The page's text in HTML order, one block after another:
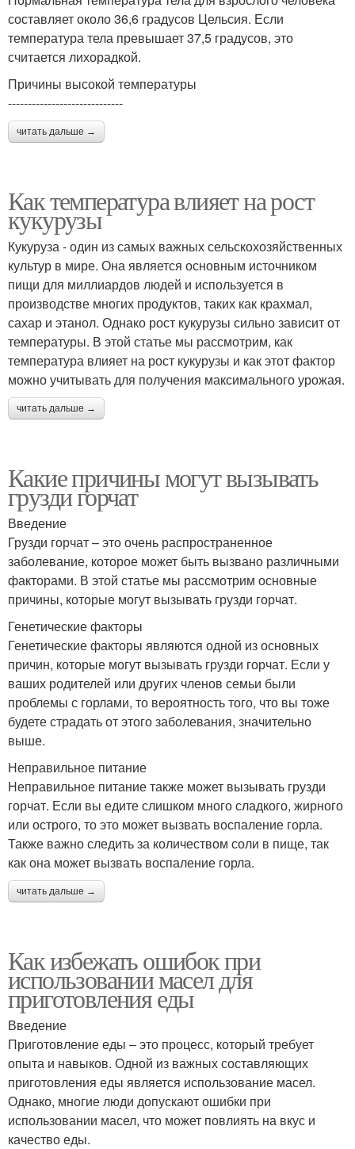
составляет около 36,6 градусов Цельсия. Если
температура тела превышает 37,5 градусов, это
считается лихорадкой.
Причины высокой температуры
-----------------------------
читать дальше →
Как температура влияет на рост
кукурузы
Кукуруза - один из самых важных сельскохозяйственных
культур в мире. Она является основным источником
пищи для миллиардов людей и используется в
производстве многих продуктов, таких как крахмал,
сахар и этанол. Однако рост кукурузы сильно зависит от
температуры. В этой статье мы рассмотрим, как
температура влияет на рост кукурузы и как этот фактор
можно учитывать для получения максимального урожая.
читать дальше →
Какие причины могут вызывать
грузди горчат
Введение
Грузди горчат – это очень распространенное
заболевание, которое может быть вызвано различными
факторами. В этой статье мы рассмотрим основные
причины, которые могут вызывать грузди горчат.
Генетические факторы
Генетические факторы являются одной из основных
причин, которые могут вызывать грузди горчат. Если у
ваших родителей или других членов семьи были
проблемы с горлами, то вероятность того, что вы тоже
будете страдать от этого заболевания, значительно
выше.
Неправильное питание
Неправильное питание также может вызывать грузди
горчат. Если вы едите слишком много сладкого, жирного
или острого, то это может вызвать воспаление горла.
Также важно следить за количеством соли в пище, так
как она может вызвать воспаление горла.
читать дальше →
Как избежать ошибок при
использовании масел для
приготовления еды
Введение
Приготовление еды – это процесс, который требует
опыта и навыков. Одной из важных составляющих
приготовления еды является использование масел.
Однако, многие люди допускают ошибки при
использовании масел, что может повлиять на вкус и
качество еды.